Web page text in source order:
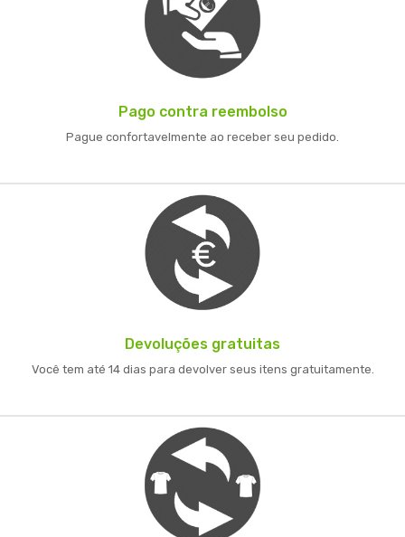
Pago contra reembolso
Pague confortavelmente ao receber seu pedido.
Devoluções gratuitas
Você tem até 14 dias para devolver seus itens gratuitamente.